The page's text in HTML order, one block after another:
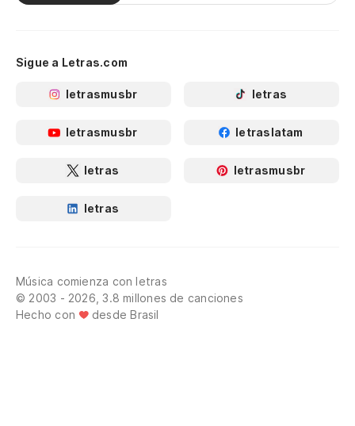
Sigue a Letras.com
letrasmusbr letras
letrasmusbr letraslatam
letras letrasmusbr
letras
Música comienza con letras
© 2003 - 2026, 3.8 millones de canciones
Hecho con
desde Brasil